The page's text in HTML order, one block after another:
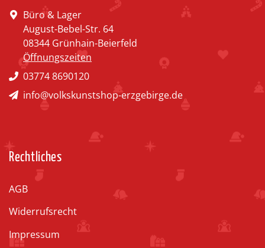
Büro & Lager
August-Bebel-Str. 64
08344 Grünhain-Beierfeld
Öffnungszeiten
03774 8690120
info@volkskunstshop-erzgebirge.de
Rechtliches
AGB
Widerrufsrecht
Impressum